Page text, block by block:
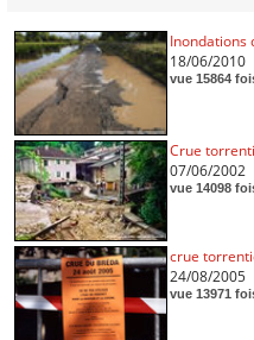
Inondations
18/06/2010
vue 15864
Crue
07/06/2002
vue 14098
crue
24/08/2005
vue 13971